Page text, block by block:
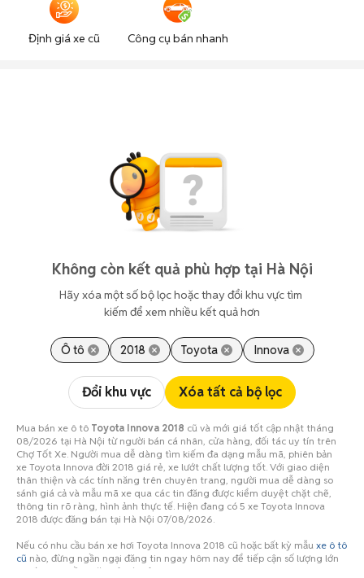
Định giá xe cũ Công cụ bán nhanh
Không còn kết quả phù hợp tại Hà Nội
Hãy xóa một số bộ lọc hoặc thay đổi khu vực tìm
kiếm để xem nhiều kết quả hơn
Ô tô 2018 Toyota Innova
Đổi khu vực Xóa tất cả bộ lọc
Mua bán xe ô tô Toyota Innova 2018 cũ và mới giá tốt cập nhật tháng
08/2026 tại Hà Nội từ người bán cá nhân, cửa hàng, đối tác uy tín trên
Chợ Tốt Xe. Người mua dễ dàng tìm kiếm đa dạng mẫu mã, phiên bản
xe Toyota Innova đời 2018 giá rẻ, xe lướt chất lượng tốt. Với giao diện
thân thiện và các tính năng trên chuyên trang, người mua dễ dàng so
sánh giá cả và mẫu mã xe qua các tin đăng được kiểm duyệt chặt chẽ,
thông tin rõ ràng, hình ảnh thực tế. Hiện đang có 5 xe Toyota Innova
2018 được đăng bán tại Hà Nội 07/08/2026.
Nếu có nhu cầu bán xe hơi Toyota Innova 2018 cũ hoặc bất kỳ mẫu xe ô tô
cũ nào, đừng ngần ngại đăng tin ngay hôm nay để tiếp cận số lượng lớn
người mua tiềm năng ở Hà Nội!